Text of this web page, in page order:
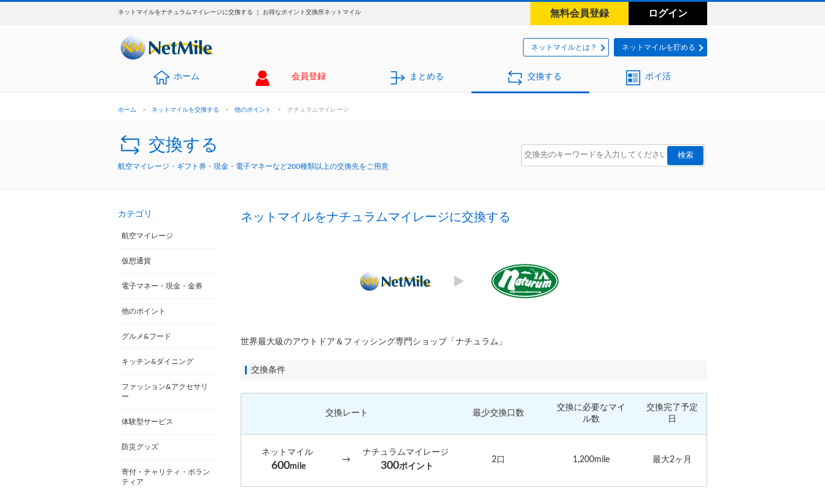
ネットマイルをナチュラムマイレージに交換する ｜ お得なポイント交換所ネットマイル 無料会員登録 ログイン
ネットマイルとは？ ネットマイルを貯める
ホーム 会員登録 まとめる 交換する ポイ活
ホーム > ネットマイルを交換する > 他のポイント > ナチュラムマイレージ
交換する
航空マイレージ・ギフト券・現金・電子マネーなど200種類以上の交換先をご用意
カテゴリ
航空マイレージ
仮想通貨
電子マネー・現金・金券
他のポイント
グルメ&フード
キッチン&ダイニング
ファッション&アクセサリ
ー
体験型サービス
防災グッズ
寄付・チャリティ・ボラン
ティア
ネットマイルをナチュラムマイレージに交換する
世界最大級のアウトドア＆フィッシング専門ショップ「ナチュラム」
交換条件
交換レート 最少交換口数
交換に必要なマイ
ル数
交換完了予定
日
ネットマイル
600mile
→
ナチュラムマイレージ
300ポイント
2口 1,200mile 最大2ヶ月